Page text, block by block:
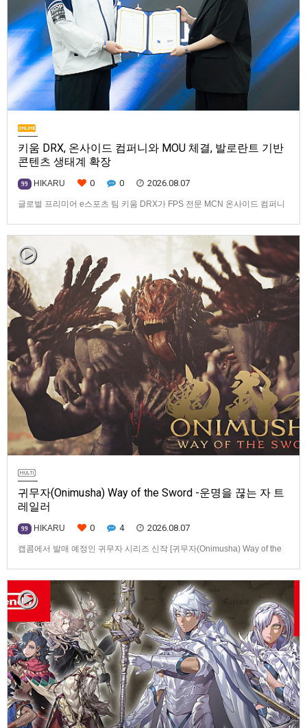
키움 DRX, 온사이드 컴퍼니와 MOU 체결, 발로란트 기반
콘텐츠 생태계 확장
99 HIKARU 0 0 2026.08.07
글로벌 프리미어 e스포츠 팀 키움 DRX가 FPS 전문 MCN 온사이드 컴퍼니
문화 산업 저변 확대 및 콘텐츠 강화를 위한 업무 협약(MOU)을 체결했다고
밝혔다. 이날 협약식에는 키움 DRX 양선일 대표이사, …
귀무자(Onimusha) Way of the Sword -운명을 끊는 자 트
레일러
99 HIKARU 0 4 2026.08.07
캡콤에서 발매 예정인 귀무자 시리즈 신작 [귀무자(Onimusha) Way of the